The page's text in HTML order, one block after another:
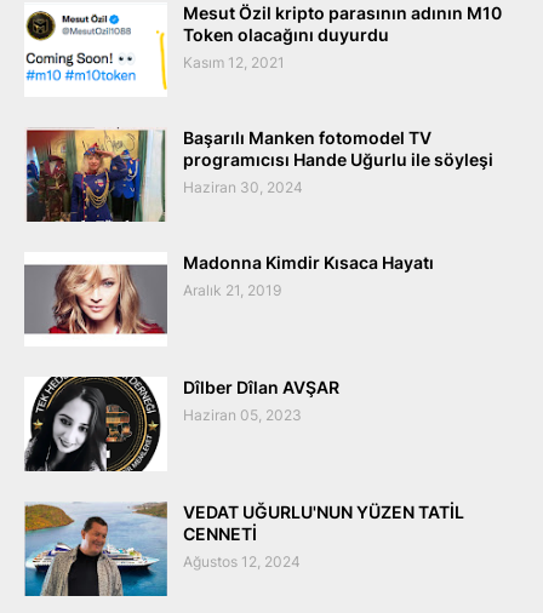
Mesut Özil kripto parasının adının M10
Token olacağını duyurdu
Kasım 12, 2021
Başarılı Manken fotomodel TV
programıcısı Hande Uğurlu ile söyleşi
Haziran 30, 2024
Madonna Kimdir Kısaca Hayatı
Aralık 21, 2019
Dîlber Dîlan AVŞAR
Haziran 05, 2023
VEDAT UĞURLU'NUN YÜZEN TATİL
CENNETİ
Ağustos 12, 2024